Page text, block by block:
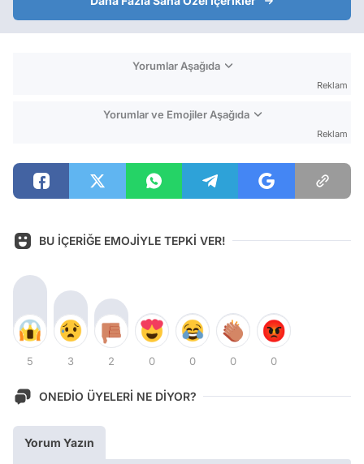
Yorumlar Aşağıda
Reklam
Yorumlar ve Emojiler Aşağıda
Reklam
BU İÇERİĞE EMOJİYLE TEPKİ VER!
5 3 2 0 0 0 0
ONEDİO ÜYELERİ NE DİYOR?
Yorum Yazın